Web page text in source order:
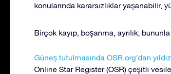
konularında kararsızlıklar yaşanabilir,
Birçok kayıp, boşanma, ayrılık;
Güneş tutulmasında OSR.org’dan
Online Star Register (OSR) çeşitli